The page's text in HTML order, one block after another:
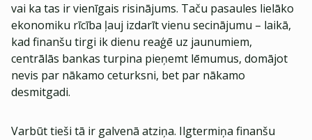
vai ka tas ir vienīgais risinājums. Taču pasaules lielāko
ekonomiku rīcība ļauj izdarīt vienu secinājumu – laikā,
kad finanšu tirgi ik dienu reaģē uz jaunumiem,
centrālās bankas turpina pieņemt lēmumus, domājot
nevis par nākamo ceturksni, bet par nākamo
desmitgadi.
Varbūt tieši tā ir galvenā atziņa. Ilgtermiņa finanšu